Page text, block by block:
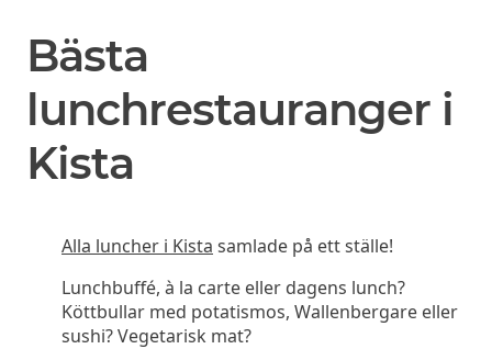
Bästa
lunchrestauranger i
Kista
Alla luncher i Kista samlade på ett ställe!
Lunchbuffé, à la carte eller dagens lunch?
Köttbullar med potatismos, Wallenbergare eller
sushi? Vegetarisk mat?